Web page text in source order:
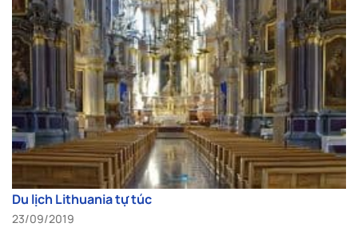
Du lịch Lithuania tự túc
23/09/2019